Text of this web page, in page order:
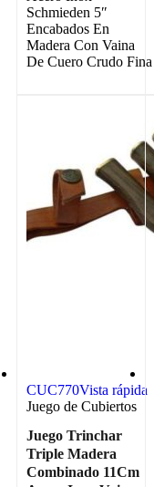
Schmieden 5″
Encabados En
Madera Con Vaina
De Cuero Crudo Fina
CUC770Vista rápida
Juego de Cubiertos
Juego Trinchar
Triple Madera
Combinado 11Cm